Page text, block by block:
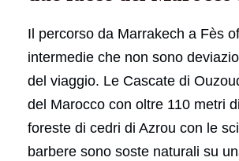
Il percorso da Marrakech a Fès
intermedie che non sono
del viaggio. Le Cascate di
del Marocco con oltre 110 metri
foreste di cedri di Azrou con le
barbere sono soste naturali su